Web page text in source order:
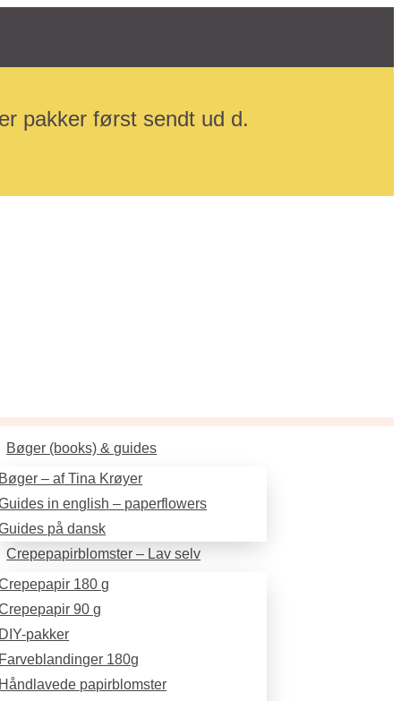
pakker først sendt ud d.
Bøger (books) & guides
Bøger – af Tina Krøyer
in english – paperflowers
på dansk
Crepepapirblomster – Lav selv
180 g
90 g
DIY-pakker
Farveblandinger 180g
Håndlavede papirblomster